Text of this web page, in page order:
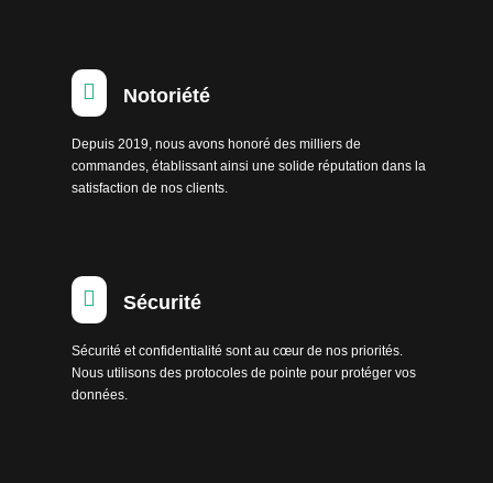
 Notoriété
Depuis 2019, nous avons honoré des milliers de
commandes, établissant ainsi une solide réputation dans la
satisfaction de nos clients.
 Sécurité
Sécurité et confidentialité sont au cœur de nos priorités.
Nous utilisons des protocoles de pointe pour protéger vos
données.